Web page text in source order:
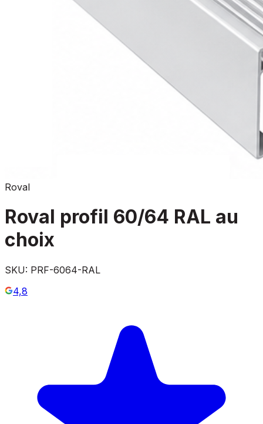
Roval
Roval profil 60/64 RAL au
choix
SKU: PRF-6064-RAL
4,8